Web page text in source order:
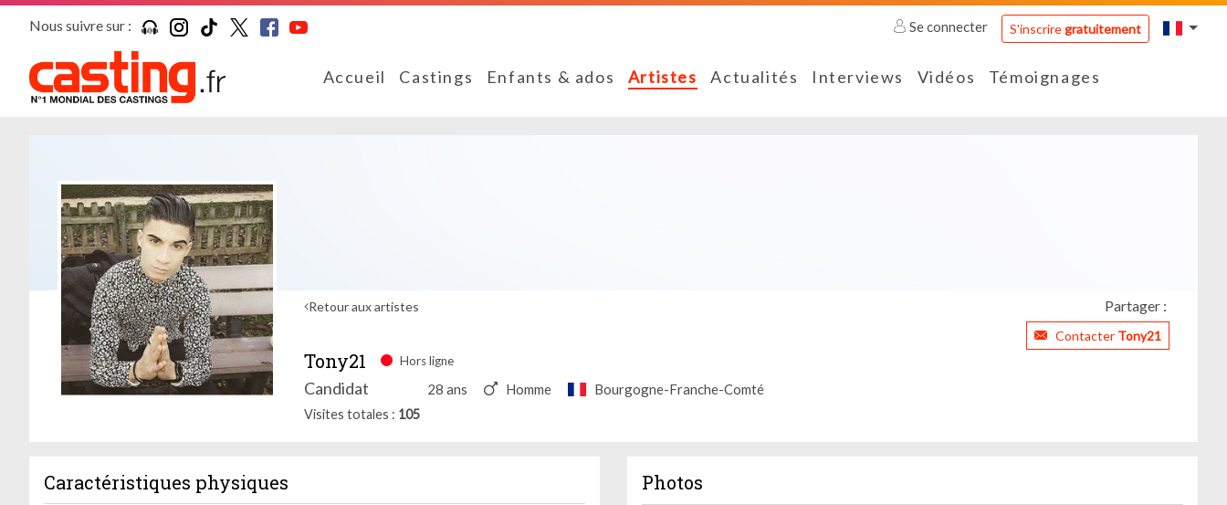
Nous suivre sur : Se connecter S'inscriregratuitement
Accueil Castings Enfants & ados Artistes Actualités Interviews Vidéos Témoignages
Retour aux artistes Partager :
Contacter Tony21
Tony21 Hors ligne
Candidat 28 ans Homme Bourgogne-Franche-Comté
Visites totales 105
Caractéristiques physiques Photos